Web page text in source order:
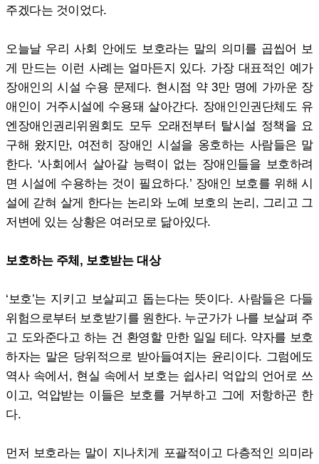
주겠다는 것이었다.
오늘날 우리 사회 안에도 보호라는 말의 의미를 곱씹어 보
게 만드는 이런 사례는 얼마든지 있다. 가장 대표적인 예가
장애인의 시설 수용 문제다. 현시점 약 3만 명에 가까운 장
애인이 거주시설에 수용돼 살아간다. 장애인인권단체도 유
엔장애인권리위원회도 모두 오래전부터 탈시설 정책을 요
구해 왔지만, 여전히 장애인 시설을 옹호하는 사람들은 말
한다. ‘사회에서 살아갈 능력이 없는 장애인들을 보호하려
면 시설에 수용하는 것이 필요하다.’ 장애인 보호를 위해 시
설에 갇혀 살게 한다는 논리와 노예 보호의 논리, 그리고 그
저변에 있는 상황은 여러모로 닮아있다.
보호하는 주체, 보호받는 대상
‘보호’는 지키고 보살피고 돕는다는 뜻이다. 사람들은 다들
위험으로부터 보호받기를 원한다. 누군가가 나를 보살펴 주
고 도와준다고 하는 건 환영할 만한 일일 테다. 약자를 보호
하자는 말은 당위적으로 받아들여지는 윤리이다. 그럼에도
역사 속에서, 현실 속에서 보호는 쉽사리 억압의 언어로 쓰
이고, 억압받는 이들은 보호를 거부하고 그에 저항하곤 한
다.
먼저 보호라는 말이 지나치게 포괄적이고 다층적인 의미라